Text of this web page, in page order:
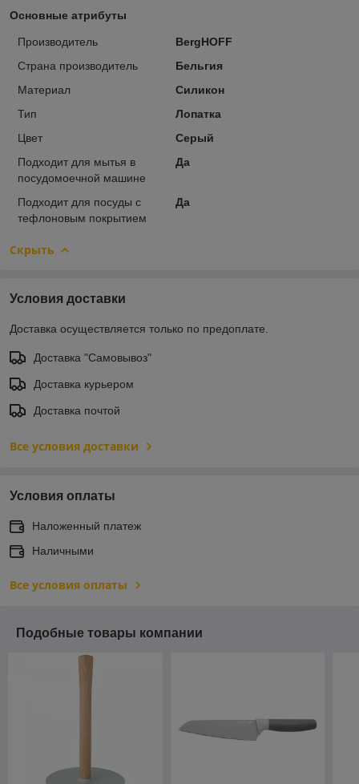
Основные атрибуты
Производитель
BergHOFF
Страна производитель
Бельгия
Материал
Силикон
Тип
Лопатка
Цвет
Серый
Подходит для мытья в
посудомоечной машине
Да
Подходит для посуды с
тефлоновым покрытием
Да
Скрыть
Условия доставки
Доставка осуществляется только по предоплате.
Доставка "Самовывоз"
Доставка курьером
Доставка почтой
Все условия доставки
Условия оплаты
Наложенный платеж
Наличными
Все условия оплаты
Подобные товары компании